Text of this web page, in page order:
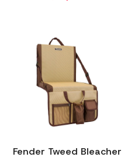
Fender Tweed Bleacher